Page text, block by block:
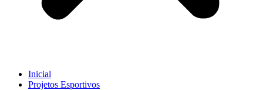
Inicial
Projetos Esportivos